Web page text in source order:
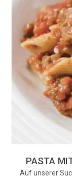
PASTA
Auf unserer